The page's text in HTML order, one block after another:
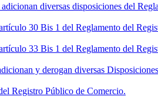
diversas disposiciones del
30 Bis 1 del Reglamento del
33 Bis 1 del Reglamento del
y derogan diversas
Registro Público de Comercio.